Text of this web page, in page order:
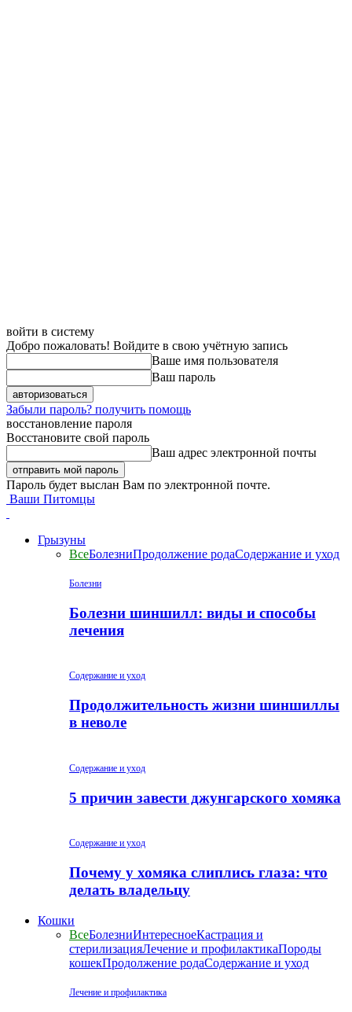
войти в систему
Добро пожаловать! Войдите в свою учётную запись
Ваше имя пользователя
Ваш пароль
Забыли пароль? получить помощь
восстановление пароля
Восстановите свой пароль
Ваш адрес электронной почты
Пароль будет выслан Вам по электронной почте.
Ваши Питомцы
Грызуны
ВсеБолезниПродолжение родаСодержание и уход
Болезни
Болезни шиншилл: виды и способы
лечения
Содержание и уход
Продолжительность жизни шиншиллы
в неволе
Содержание и уход
5 причин завести джунгарского хомяка
Содержание и уход
Почему у хомяка слиплись глаза: что
делать владельцу
Кошки
ВсеБолезниИнтересноеКастрация и
стерилизацияЛечение и профилактикаПороды
кошекПродолжение родаСодержание и уход
Лечение и профилактика